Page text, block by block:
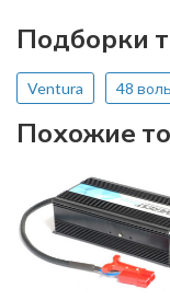
Подборки
Ventura 48
Похожие